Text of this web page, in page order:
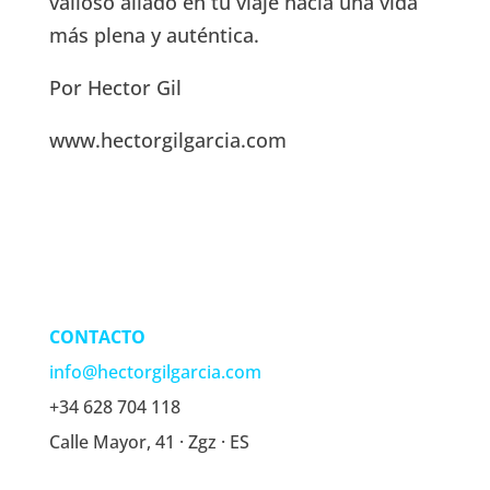
más plena y auténtica.
Por Hector Gil
www.hectorgilgarcia.com
CONTACTO
info@hectorgilgarcia.com
+34 628 704 118
Calle Mayor, 41 · Zgz · ES